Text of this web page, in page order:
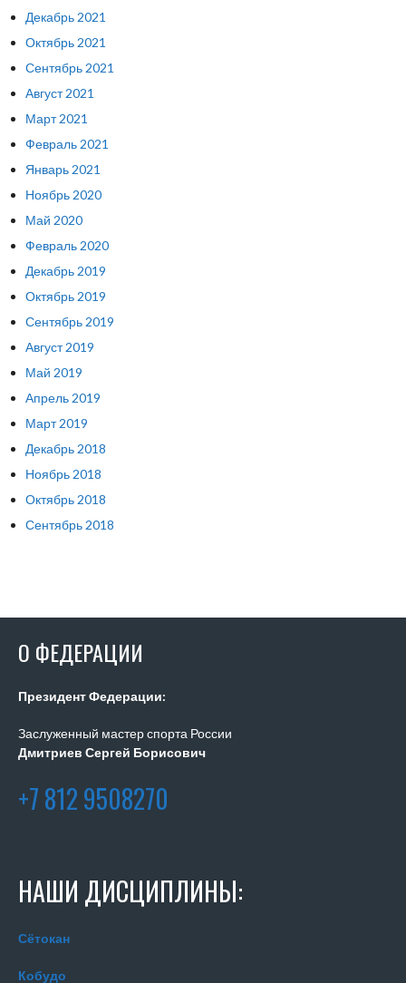
Декабрь 2021
Октябрь 2021
Сентябрь 2021
Август 2021
Март 2021
Февраль 2021
Январь 2021
Ноябрь 2020
Май 2020
Февраль 2020
Декабрь 2019
Октябрь 2019
Сентябрь 2019
Август 2019
Май 2019
Апрель 2019
Март 2019
Декабрь 2018
Ноябрь 2018
Октябрь 2018
Сентябрь 2018
О ФЕДЕРАЦИИ
Президент Федерации:
Заслуженный мастер спорта России
Дмитриев Сергей Борисович
+7 812 9508270
НАШИ ДИСЦИПЛИНЫ:
Сётокан
Кобудо